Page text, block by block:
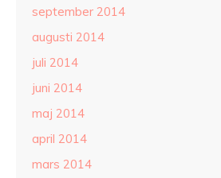
september 2014
augusti 2014
juli 2014
juni 2014
maj 2014
april 2014
mars 2014